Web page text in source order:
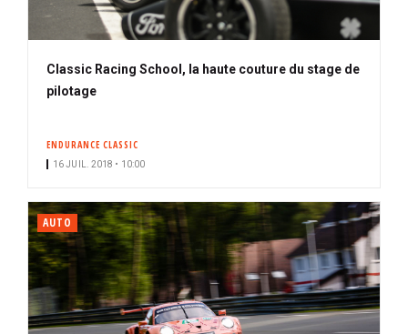
Classic Racing School, la haute couture du stage de
pilotage
ENDURANCE CLASSIC
16 JUIL. 2018 • 10:00
AUTO